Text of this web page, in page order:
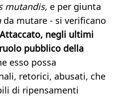
mutandis, e per giunta
da mutare - si verificano
Attaccato, negli ultimi
pubblico della
esso possa
retorici, abusati, che
di ripensamenti